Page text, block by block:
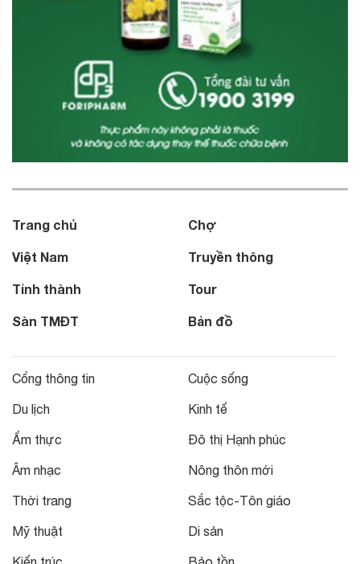
Trang chủ
Việt Nam
Tỉnh thành
Sàn TMĐT
Chợ
Truyền thông
Tour
Bản đồ
Cổng thông tin
Du lịch
Ẩm thực
Âm nhạc
Thời trang
Mỹ thuật
Cuộc sống
Kinh tế
Đô thị Hạnh phúc
Nông thôn mới
Sắc tộc-Tôn giáo
Di sản